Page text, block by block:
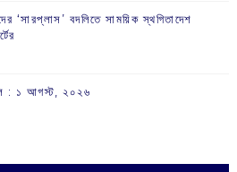
‘সারপ্লাস’ বদলিতে সাময়িক স্থগিতাদেশ
:‌ ‌‌১ আগস্ট, ২০২৬